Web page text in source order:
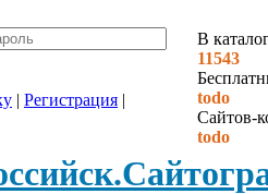
В
11543
todo
Сайтов-
todo
| Регистрация |